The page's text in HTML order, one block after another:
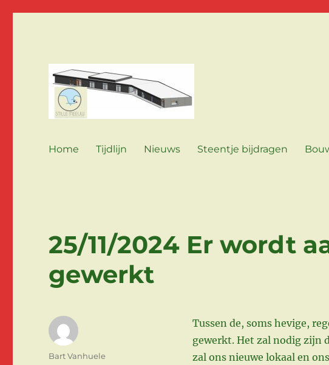
Home Tijdlijn Nieuws Steentje bijdragen
25/11/2024 Er wordt
gewerkt
Tussen de, soms hevige,
gewerkt. Het zal nodig zijn
zal ons nieuwe lokaal en
Auteur
Bart Vanhuele